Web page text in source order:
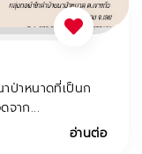
ป่าหนาดที่เป็นก
จาก...
อ่านต่อ